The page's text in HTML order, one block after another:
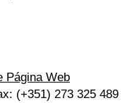
Página Web
(+351) 273 325 489